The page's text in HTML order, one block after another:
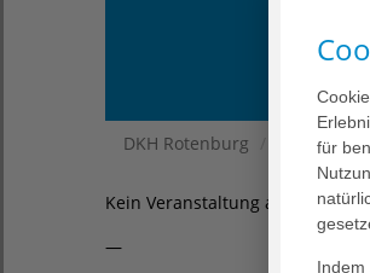
DKH Rotenburg Ihr
Kein Veranstaltung ausgewählt
—
für
Indem